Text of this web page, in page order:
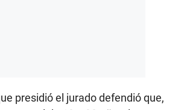
presidió el jurado defendió que,